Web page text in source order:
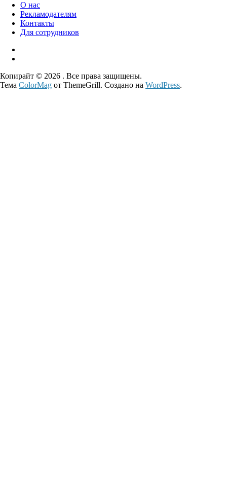
О нас
Рекламодателям
Контакты
Для сотрудников
Копирайт © 2026 . Все права защищены.
Тема ColorMag от ThemeGrill. Создано на WordPress.